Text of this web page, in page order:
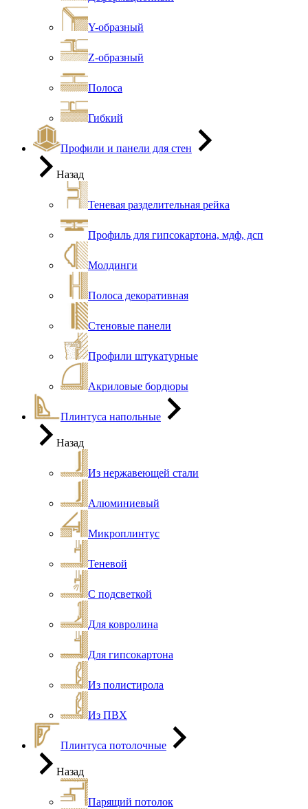
Y-образный
Z-образный
Полоса
Гибкий
Профили и панели для стен
Назад
Теневая разделительная рейка
Профиль для гипсокартона, мдф, дсп
Молдинги
Полоса декоративная
Стеновые панели
Профили штукатурные
Акриловые бордюры
Плинтуса напольные
Назад
Из нержавеющей стали
Алюминиевый
Микроплинтус
Теневой
С подсветкой
Для ковролина
Для гипсокартона
Из полистирола
Из ПВХ
Плинтуса потолочные
Назад
Парящий потолок